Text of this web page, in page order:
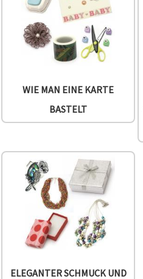
Datenverkehr
analysieren
sowie
relevantere
Unterstützung
Analyse
Cookies
akzeptieren,
Einstellungen
individuell
Einwilligung
WIE MAN EINE KARTE
BASTELT
ELEGANTER SCHMUCK UND